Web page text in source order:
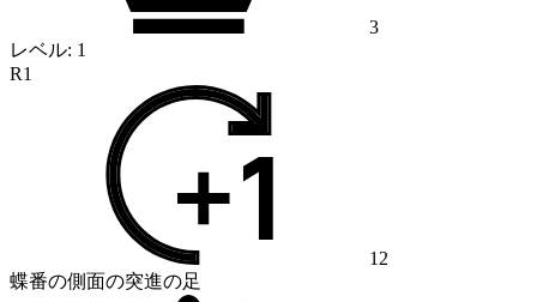
3
レベル: 1
R1
12
蝶番の側面の突進の足